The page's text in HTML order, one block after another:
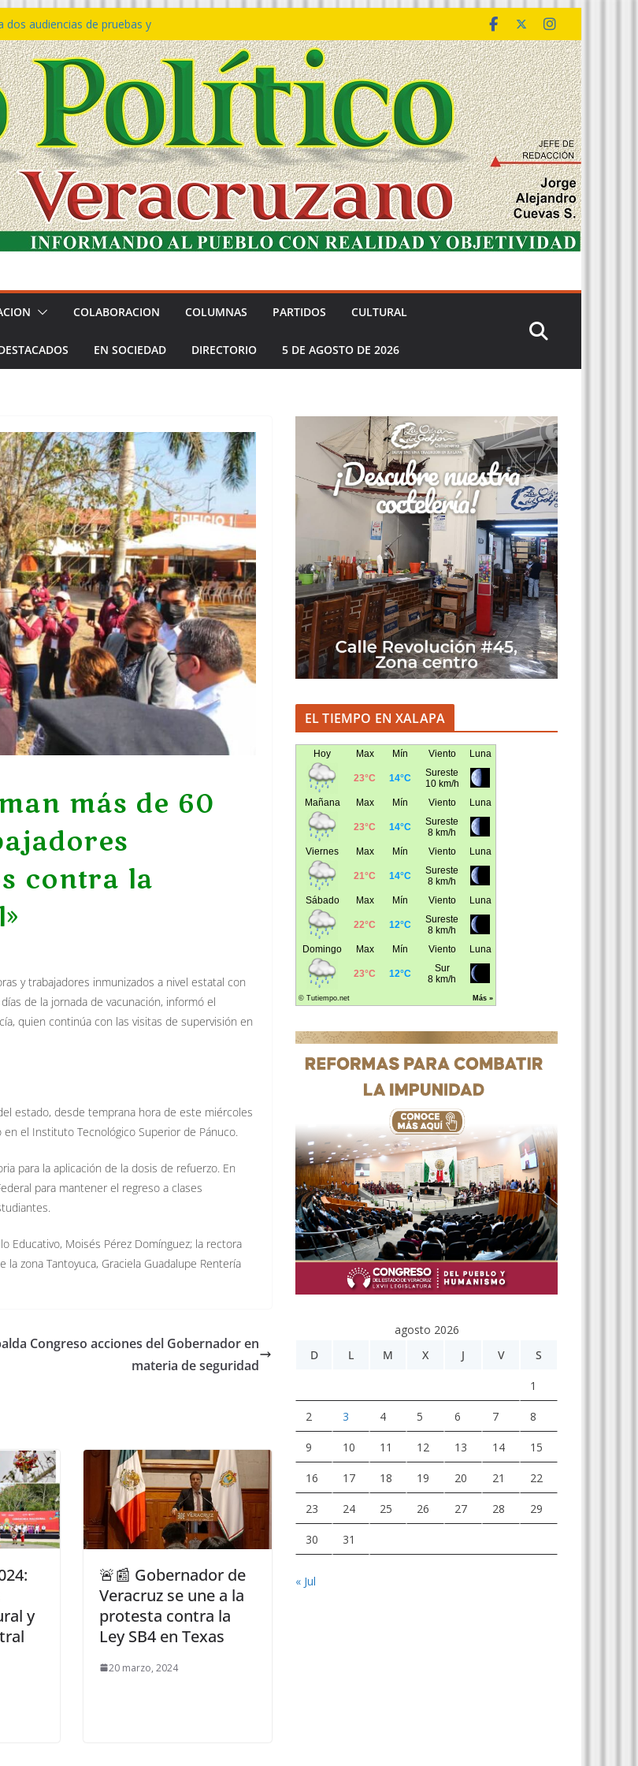
dos audiencias de pruebas y
𝙙𝙚𝙡 𝙀𝙨𝙩𝙖𝙙𝙤 𝙖 𝙙𝙞𝙨𝙛𝙧𝙪𝙩𝙖𝙧
𝙈𝙖𝙧 𝙚𝙣 𝘾𝙤𝙖𝙩𝙯𝙖𝙘𝙤𝙖𝙡𝙘𝙤𝙨
con vocación de servicio y
acusaciones y asegura que
desafuero
a la Palabra y a la Familia
COLABORACION COLUMNAS PARTIDOS CULTURAL
EN SOCIEDAD DIRECTORIO 5 DE AGOSTO DE 2026
más de 60
contra la
y trabajadores inmunizados a nivel estatal con
de la jornada de vacunación, informó el
quien continúa con las visitas de supervisión en
estado, desde temprana hora de este miércoles
el Instituto Tecnológico Superior de Pánuco.
para la aplicación de la dosis de refuerzo. En
para mantener el regreso a clases
Educativo, Moisés Pérez Domínguez; la rectora
zona Tantoyuca, Graciela Guadalupe Rentería
Congreso acciones del Gobernador en
materia de seguridad
y
🚨📰 Gobernador de
Veracruz se une a la
protesta contra la
Ley SB4 en Texas
20 marzo, 2024
EL TIEMPO EN XALAPA
agosto 2026
D
L M X J V S
1
2 3 4 5 6 7 8
9 10 11 12 13 14 15
16 17 18 19 20 21 22
23 24 25 26 27 28 29
30 31
« Jul